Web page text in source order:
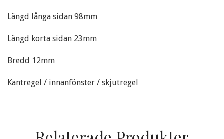
Längd långa sidan 98mm
Längd korta sidan 23mm
Bredd 12mm
Kantregel / innanfönster / skjutregel